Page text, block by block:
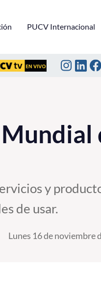
PUCV Internacional
y
de usar.
Lunes 16 de noviembre